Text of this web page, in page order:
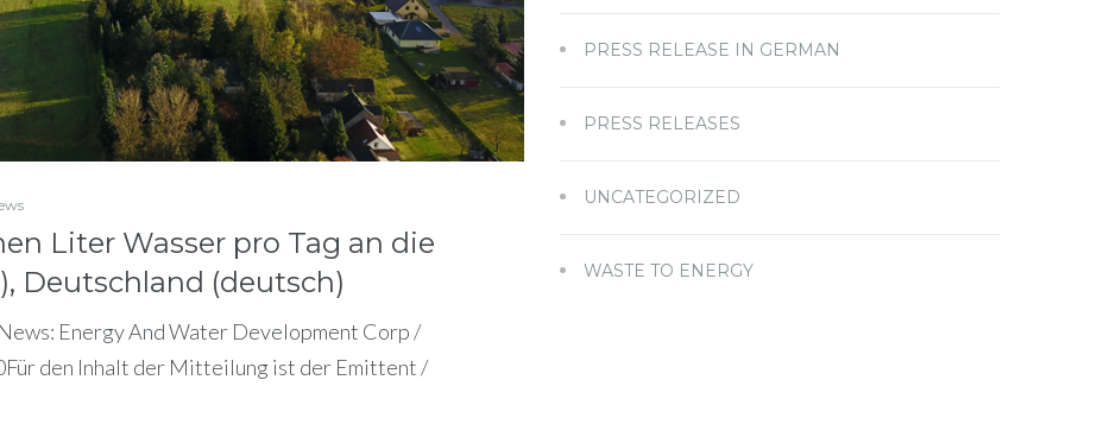
Liter Wasser pro Tag an die
Deutschland (deutsch)
Energy And Water Development Corp /
den Inhalt der Mitteilung ist der Emittent /
PRESS RELEASE IN GERMAN
PRESS RELEASES
UNCATEGORIZED
WASTE TO ENERGY